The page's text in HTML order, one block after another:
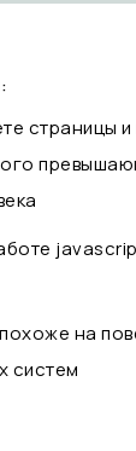
страницы и
на
систем